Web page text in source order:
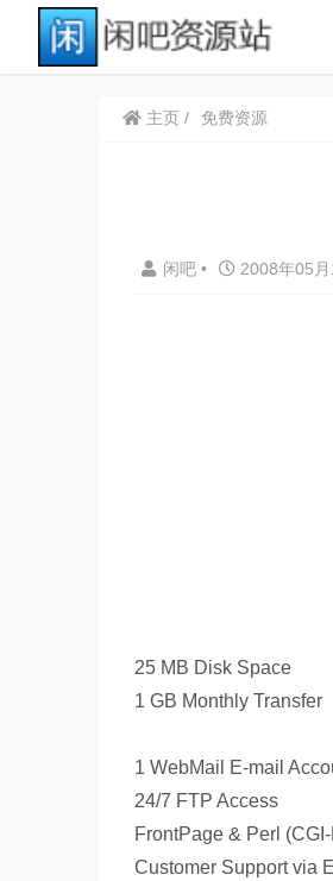
主页 免费资源
闲吧 • 2008年05
25 MB Disk Space
1 GB Monthly Transfer
1 WebMail E-mail
24/7 FTP Access
FrontPage & Perl
Customer Support via